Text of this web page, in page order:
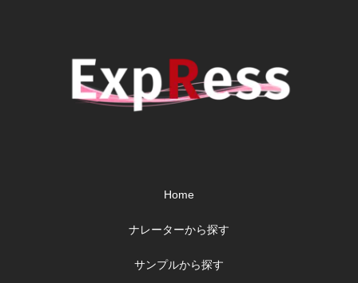
Home
ナレーターから探す
サンプルから探す